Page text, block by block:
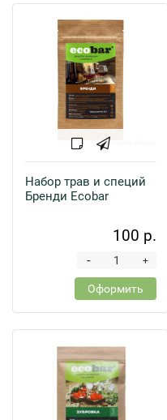
Набор трав и специй
Бренди Ecobar
100 р.
+
-
Оформить